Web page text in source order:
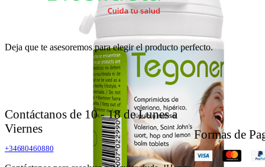
Deja que te asesoremos para elegir el producto perfecto.
Contáctanos de 10 - 18 de Lunes a
Viernes
+34680460880
Formas de